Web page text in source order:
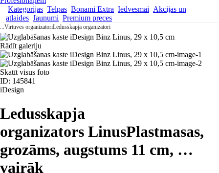
Kategorijas Telpas Bonami Extra Iedvesmai Akcijas un
atlaides Jaunumi Premium preces
...Virtuves organizatoriLedusskapja organizatori
Rādīt galeriju
Skatīt visus foto
ID: 145841
iDesign
Ledusskapja
organizators LinusPlastmasas,
grozāms, augstums 11 cm, …
vairāk